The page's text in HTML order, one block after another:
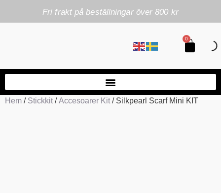
Fri frakt på beställningar över 800 kr
0
Hem / Stickkit /Accesoarer Kit / Silkpearl Scarf Mini KIT